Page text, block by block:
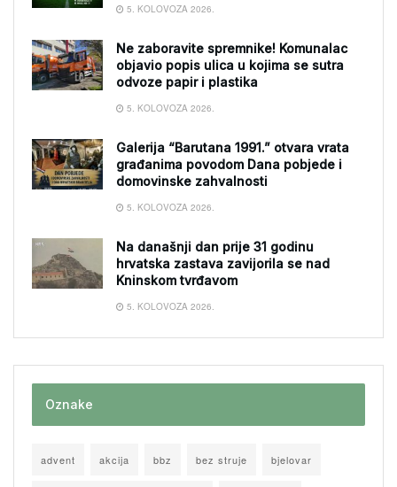
5. KOLOVOZA 2026.
Ne zaboravite spremnike! Komunalac
objavio popis ulica u kojima se sutra
odvoze papir i plastika
5. KOLOVOZA 2026.
Galerija “Barutana 1991.” otvara vrata
građanima povodom Dana pobjede i
domovinske zahvalnosti
5. KOLOVOZA 2026.
Na današnji dan prije 31 godinu
hrvatska zastava zavijorila se nad
Kninskom tvrđavom
5. KOLOVOZA 2026.
Oznake
advent akcija bbz bez struje bjelovar